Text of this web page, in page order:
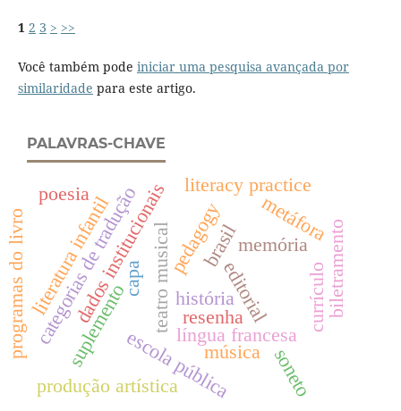
1 2 3 > >>
Você também pode iniciar uma pesquisa avançada por
similaridade para este artigo.
PALAVRAS-CHAVE
teatro musical brasil
história
resenha
editorial
língua francesa
escola pública
currículo
memória
dados institucionais
produção artística
biletramento
capa
suplemento
categorias de tradução
literatura infantil
poesia
música
programas do livro
soneto
pedagogy
literacy practice
metáfora